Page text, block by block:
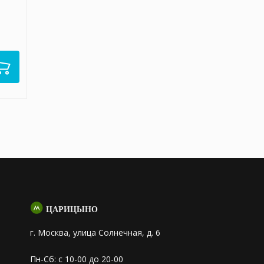
ЦАРИЦЫНО
г. Москва, улица Солнечная, д. 6
Пн-Сб: с 10-00 до 20-00